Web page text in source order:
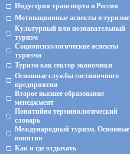
Индустрия транспорта в России
Мотивационные аспекты в туризме
Культурный или познавательный
туризм
Социопсихологические аспекты
туризма
Туризм как сектор экономики
Основные службы гостиничного
предприятия
Второе высшее образование
менеджмент
Понятийно терминологический
словарь
Международный туризм. Основные
понятия
Как и где отдыхать